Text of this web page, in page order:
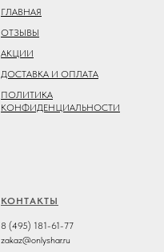
ГЛАВНАЯ
ОТЗЫВЫ
АКЦИИ
ДОСТАВКА И ОПЛАТА
ПОЛИТИКА
КОНФИДЕНЦИАЛЬНОСТИ
КОНТАКТЫ
8 (495) 181-61-77
zakaz@onlyshar.ru